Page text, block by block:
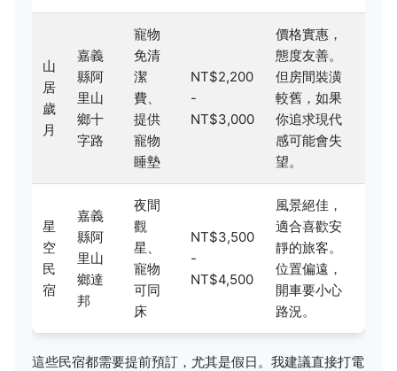
山
居
歲
月
嘉義
縣阿
里山
鄉十
字路
寵物
免清
潔
費、
提供
寵物
睡墊
NT$2,200
-
NT$3,000
價格實惠，
態度友善。
但房間裝潢
較舊，如果
你追求現代
感可能會失
望。
星
空
民
宿
嘉義
縣阿
里山
鄉達
邦
夜間
觀
星、
寵物
可同
床
NT$3,500
-
NT$4,500
風景絕佳，
適合喜歡安
靜的旅客。
位置偏遠，
開車要小心
路況。
這些民宿都需要提前預訂，尤其是假日。我建議直接打電